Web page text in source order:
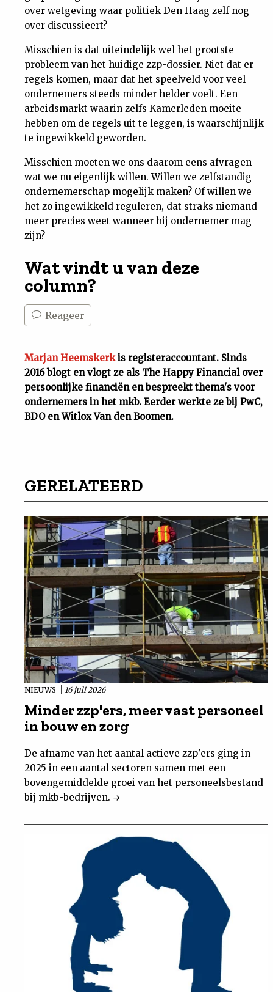
over wetgeving waar politiek Den Haag zelf nog
over discussieert?
Misschien is dat uiteindelijk wel het grootste
probleem van het huidige zzp-dossier. Niet dat er
regels komen, maar dat het speelveld voor veel
ondernemers steeds minder helder voelt. Een
arbeidsmarkt waarin zelfs Kamerleden moeite
hebben om de regels uit te leggen, is waarschijnlijk
te ingewikkeld geworden.
Misschien moeten we ons daarom eens afvragen
wat we nu eigenlijk willen. Willen we zelfstandig
ondernemerschap mogelijk maken? Of willen we
het zo ingewikkeld reguleren, dat straks niemand
meer precies weet wanneer hij ondernemer mag
zijn?
Wat vindt u van deze
column?
Reageer
Marjan Heemskerkis registeraccountant. Sinds
2016 blogt en vlogt ze als The Happy Financial over
persoonlijke financiën en bespreekt thema's voor
ondernemers in het mkb. Eerder werkte ze bij PwC,
BDO en Witlox Van den Boomen.
GERELATEERD
NIEUWS 16 juli 2026
Minder zzp'ers, meer vast personeel
in bouw en zorg
De afname van het aantal actieve zzp'ers ging in
2025 in een aantal sectoren samen met een
bovengemiddelde groei van het personeelsbestand
bij mkb-bedrijven.